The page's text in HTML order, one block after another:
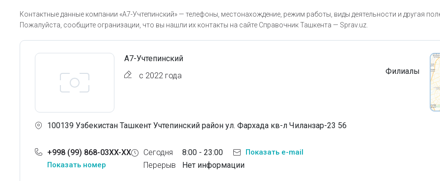
Контактные данные компании «А7-Учтепинский» — телефоны, местонахождение, режим работы, виды деятельности и другая
Пожалуйста, сообщите огранизации, что вы нашли их контакты на сайте Справочник Ташкента — Sprav.uz.
А7-Учтепинский
с 2022 года
Филиалы
100139 Узбекистан Ташкент Учтепинский район ул. Фархада кв-л Чиланзар-23 56
+998 (99) 868-03XX-XX
Показать номер
Сегодня
Перерыв
8:00 - 23:00
Нет информации
Показать e-mail